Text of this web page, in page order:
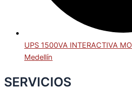
UPS 1500VA INTERACTIVA
Medellín
SERVICIOS